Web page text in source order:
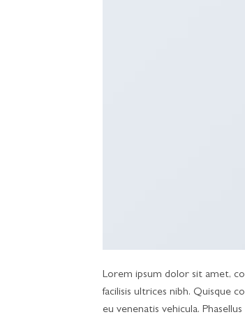
Lorem ipsum dolor sit amet,
facilisis ultrices nibh. Quisque
eu venenatis vehicula.